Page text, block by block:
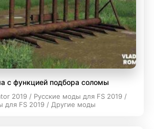
с функцией подбора соломы
2019 / Русские моды для FS 2019 /
для FS 2019 / Другие моды